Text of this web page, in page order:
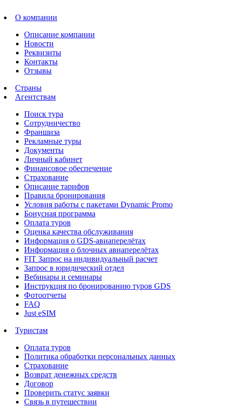
О компании
Описание компании
Новости
Реквизиты
Контакты
Отзывы
Страны
Агентствам
Поиск тура
Сотрудничество
Франшиза
Рекламные туры
Документы
Личный кабинет
Финансовое обеспечение
Страхование
Описание тарифов
Правила бронирования
Условия работы с пакетами Dynamic Promo
Бонусная программа
Оплата туров
Оценка качества обслуживания
Информация о GDS-авиаперелётах
Информация о блочных авиаперелётах
FIT Запрос на индивидуальный расчет
Запрос в юридический отдел
Вебинары и семинары
Инструкция по бронированию туров GDS
Фотоотчеты
FAQ
Just eSIM
Туристам
Оплата туров
Политика обработки персональных данных
Страхование
Возврат денежных средств
Договор
Проверить статус заявки
Связь в путешествии